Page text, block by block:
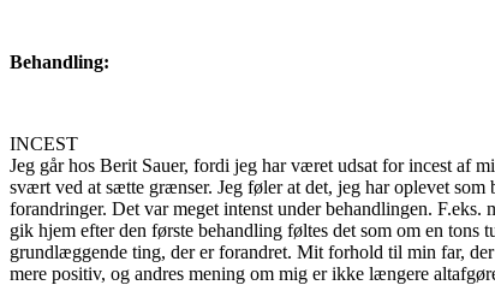
Behandling:
INCEST
Jeg går hos Berit Sauer, fordi jeg har været udsat for incest af
svært ved at sætte grænser. Jeg føler at det, jeg har oplevet
forandringer. Det var meget intenst under behandlingen.
gik hjem efter den første behandling føltes det som om en
grundlæggende ting, der er forandret. Mit forhold til min far,
mere positiv, og andres mening om mig er ikke længere